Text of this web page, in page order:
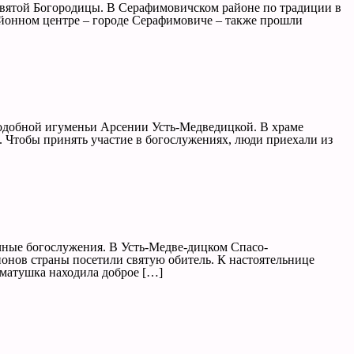
Богородицы. В Серафимовичском районе по традиции в
центре – городе Серафимовиче – также прошли
игуменьи Арсении Усть-Медведицкой. В храме
принять участие в богослужениях, люди приехали из
богослужения. В Усть-Медве-дицком Спасо-
страны посетили святую обитель. К настоятельнице
находила доброе […]